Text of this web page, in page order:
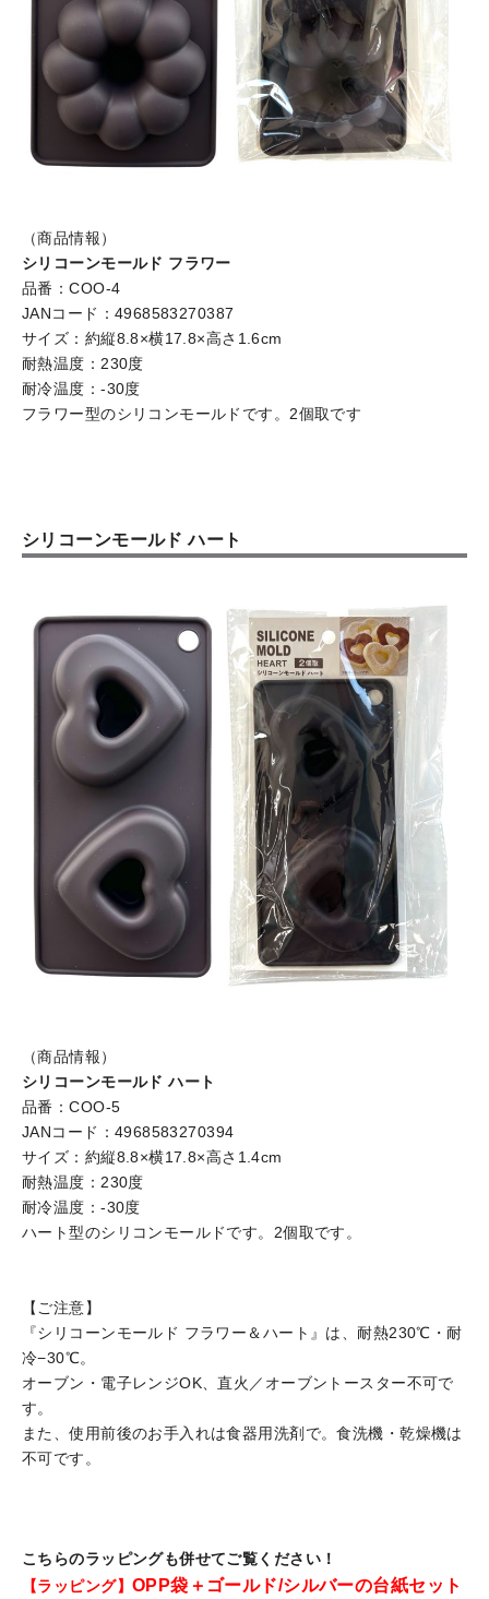
（商品情報）
シリコーンモールド フラワー
品番：COO-4
JANコード：4968583270387
サイズ：約縦8.8×横17.8×高さ1.6cm
耐熱温度：230度
耐冷温度：-30度
フラワー型のシリコンモールドです。2個取です
シリコーンモールド ハート
（商品情報）
シリコーンモールド ハート
品番：COO-5
JANコード：4968583270394
サイズ：約縦8.8×横17.8×高さ1.4cm
耐熱温度：230度
耐冷温度：-30度
ハート型のシリコンモールドです。2個取です。
【ご注意】
『シリコーンモールド フラワー＆ハート』は、耐熱230℃・耐
冷−30℃。
オーブン・電子レンジOK、直火／オーブントースター不可で
す。
また、使用前後のお手入れは食器用洗剤で。食洗機・乾燥機は
不可です。
こちらのラッピングも併せてご覧ください！
【ラッピング】 OPP袋＋ゴールド/シルバーの台紙セット